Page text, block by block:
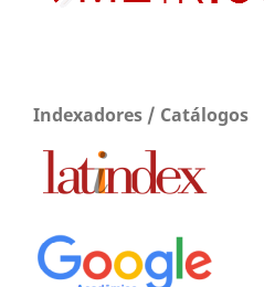
Indexadores / Catálogos